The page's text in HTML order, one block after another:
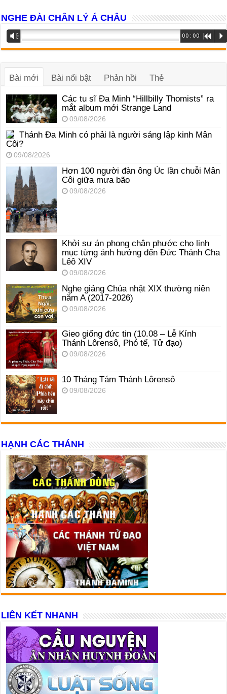
NGHE ĐÀI CHÂN LÝ Á CHÂU
Trình
phát
âm
Vm 00:00 R P
Bài mới Bài nổi bật Phản hồi Thẻ
Các tu sĩ Đa Minh “Hillbilly Thomists” ra
mắt album mới Strange Land
09/08/2026
Thánh Đa Minh có phải là người sáng lập kinh Mân
Côi?
09/08/2026
Hơn 100 người đàn ông Úc lần chuỗi Mân
Côi giữa mưa bão
09/08/2026
Khởi sự án phong chân phước cho linh
mục từng ảnh hưởng đến Đức Thánh Cha
Lêô XIV
09/08/2026
Nghe giảng Chúa nhật XIX thường niên
năm A (2017-2026)
09/08/2026
Gieo giống đức tin (10.08 – Lễ Kính
Thánh Lôrensô, Phó tế, Tử đạo)
09/08/2026
10 Tháng Tám Thánh Lôrensô
09/08/2026
HẠNH CÁC THÁNH
LIÊN KẾT NHANH